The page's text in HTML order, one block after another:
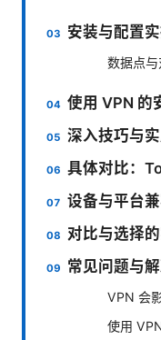
安装与配置
数据点与
使用 VPN 的
深入技巧与
具体对比：
设备与平台
对比与选择
常见问题与
VPN 会
使用